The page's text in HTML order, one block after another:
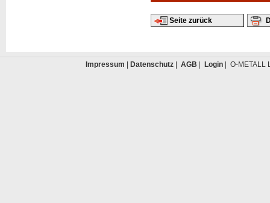
Seite zurück
Impressum Datenschutz| AGB Login| O-METALL